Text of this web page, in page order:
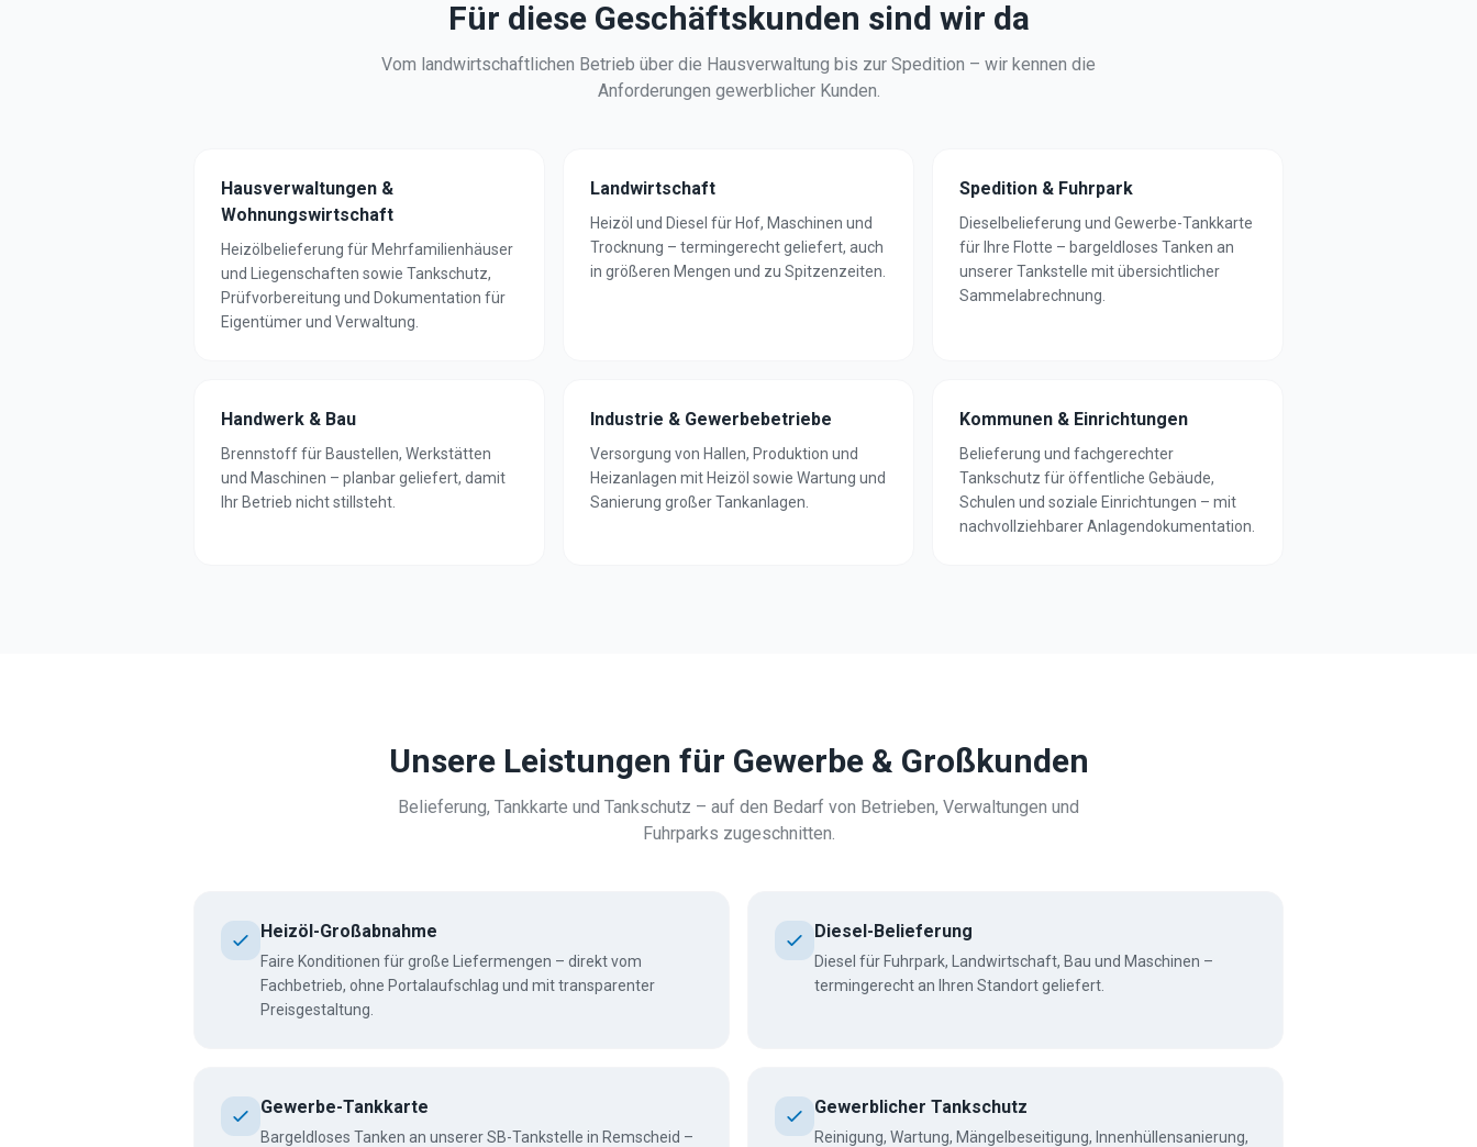
Für diese Geschäftskunden sind wir da
Vom landwirtschaftlichen Betrieb über die Hausverwaltung bis zur Spedition – wir kennen die
Anforderungen gewerblicher Kunden.
Hausverwaltungen &
Wohnungswirtschaft
Heizölbelieferung für Mehrfamilienhäuser
und Liegenschaften sowie Tankschutz,
Prüfvorbereitung und Dokumentation für
Eigentümer und Verwaltung.
Landwirtschaft
Heizöl und Diesel für Hof, Maschinen und
Trocknung – termingerecht geliefert, auch
in größeren Mengen und zu Spitzenzeiten.
Spedition & Fuhrpark
Dieselbelieferung und Gewerbe-Tankkarte
für Ihre Flotte – bargeldloses Tanken an
unserer Tankstelle mit übersichtlicher
Sammelabrechnung.
Handwerk & Bau
Brennstoff für Baustellen, Werkstätten
und Maschinen – planbar geliefert, damit
Ihr Betrieb nicht stillsteht.
Industrie & Gewerbebetriebe
Versorgung von Hallen, Produktion und
Heizanlagen mit Heizöl sowie Wartung und
Sanierung großer Tankanlagen.
Kommunen & Einrichtungen
Belieferung und fachgerechter
Tankschutz für öffentliche Gebäude,
Schulen und soziale Einrichtungen – mit
nachvollziehbarer Anlagendokumentation.
Unsere Leistungen für Gewerbe & Großkunden
Belieferung, Tankkarte und Tankschutz – auf den Bedarf von Betrieben, Verwaltungen und
Fuhrparks zugeschnitten.
Heizöl-Großabnahme
Faire Konditionen für große Liefermengen – direkt vom
Fachbetrieb, ohne Portalaufschlag und mit transparenter
Preisgestaltung.
Diesel-Belieferung
Diesel für Fuhrpark, Landwirtschaft, Bau und Maschinen –
termingerecht an Ihren Standort geliefert.
Gewerbe-Tankkarte
Bargeldloses Tanken an unserer SB-Tankstelle in Remscheid –
Gewerblicher Tankschutz
Reinigung, Wartung, Mängelbeseitigung, Innenhüllensanierung,